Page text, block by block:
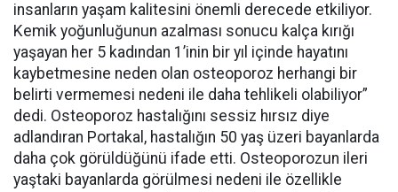
insanların yaşam kalitesini önemli derecede etkiliyor.
Kemik yoğunluğunun azalması sonucu kalça kırığı
yaşayan her 5 kadından 1’inin bir yıl içinde hayatını
kaybetmesine neden olan osteoporoz herhangi bir
belirti vermemesi nedeni ile daha tehlikeli olabiliyor”
dedi. Osteoporoz hastalığını sessiz hırsız diye
adlandıran Portakal, hastalığın 50 yaş üzeri bayanlarda
daha çok görüldüğünü ifade etti. Osteoporozun ileri
yaştaki bayanlarda görülmesi nedeni ile özellikle